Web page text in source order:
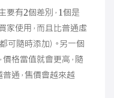
要有2個差別，1個是
家使用，而且比普通虛
可隨時添加）。另一個
格當值就會更高，隨
通，售價會越來越